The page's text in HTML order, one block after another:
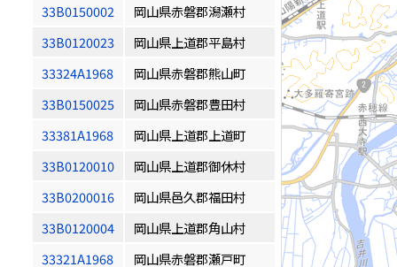
33B0150002
岡山県赤磐郡潟瀬村
33B0120023
岡山県上道郡平島村
33324A1968
岡山県赤磐郡熊山町
33B0150025
岡山県赤磐郡豊田村
33381A1968
岡山県上道郡上道町
33B0120010
岡山県上道郡御休村
33B0200016
岡山県邑久郡福田村
33B0120004
岡山県上道郡角山村
33321A1968
岡山県赤磐郡瀬戸町